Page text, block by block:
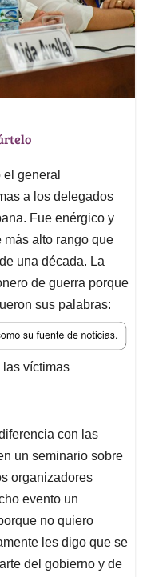
general
a los delegados
Fue enérgico y
alto rango que
una década. La
de guerra porque
sus palabras:
las víctimas
con las
un seminario sobre
organizadores
evento un
no quiero
les digo que se
del gobierno y de